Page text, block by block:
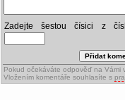
Zadejte šestou čísici z
Pokud očekáváte odpověď na Vámi
Vložením komentáře souhlasíte s